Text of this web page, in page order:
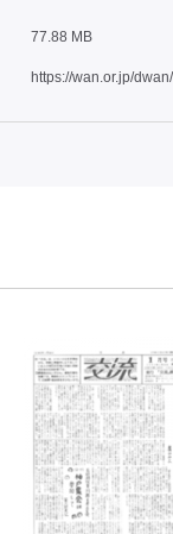
77.88 MB
https://wan.or.jp/